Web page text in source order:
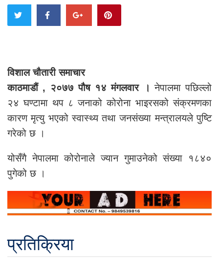
विशाल चौतारी समाचार
काठमाडौं , २०७७ पौष १४ मंगलवार । नेपालमा पछिल्लो
२४ घण्टामा थप ८ जनाको कोरोना भाइरसको संक्रमणका
कारण मृत्यु भएको स्वास्थ्य तथा जनसंख्या मन्त्रालयले पुष्टि
गरेको छ ।
योसँगै नेपालमा कोरोनाले ज्यान गुमाउनेको संख्या १८४०
पुगेको छ ।
प्रतिक्रिया